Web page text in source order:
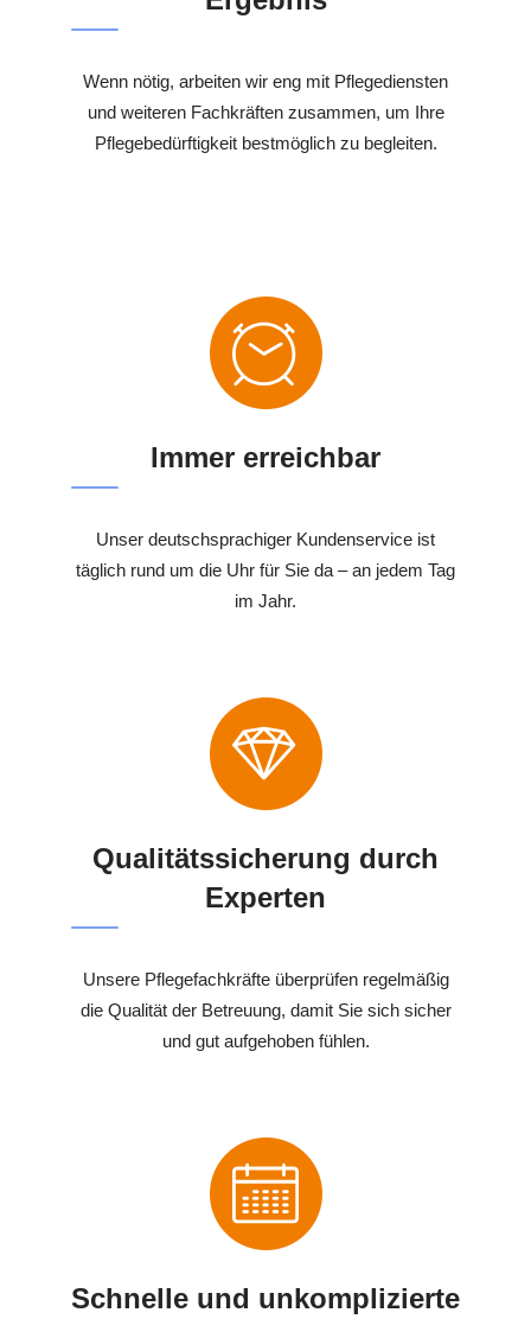
Wenn nötig, arbeiten wir eng mit Pflegediensten
und weiteren Fachkräften zusammen, um Ihre
Pflegebedürftigkeit bestmöglich zu begleiten.
Immer erreichbar
Unser deutschsprachiger Kundenservice ist
täglich rund um die Uhr für Sie da – an jedem Tag
im Jahr.
Qualitätssicherung durch
Experten
Unsere Pflegefachkräfte überprüfen regelmäßig
die Qualität der Betreuung, damit Sie sich sicher
und gut aufgehoben fühlen.
Schnelle und unkomplizierte